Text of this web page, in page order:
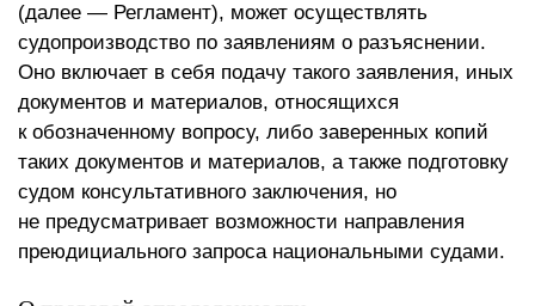
(далее — Регламент), может осуществлять
судопроизводство по заявлениям о разъяснении.
Оно включает в себя подачу такого заявления, иных
документов и материалов, относящихся
к обозначенному вопросу, либо заверенных копий
таких документов и материалов, а также подготовку
судом консультативного заключения, но
не предусматривает возможности направления
преюдициального запроса национальными судами.